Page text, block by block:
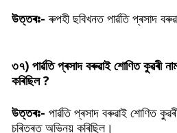
উত্তৰঃ-ৰুপহী ছবিখনতপাৰ্ৱতি প্ৰসাদ
৩৭) পাৰ্ৱতি প্ৰসাদ বৰুৱাই শোণিত কুৱৰী
কৰিছিল ?
উত্তৰঃ- পাৰ্ৱতি প্ৰসাদ বৰুৱাই শোণিত
চৰিত্ৰত অভিনয় কৰিছিল।